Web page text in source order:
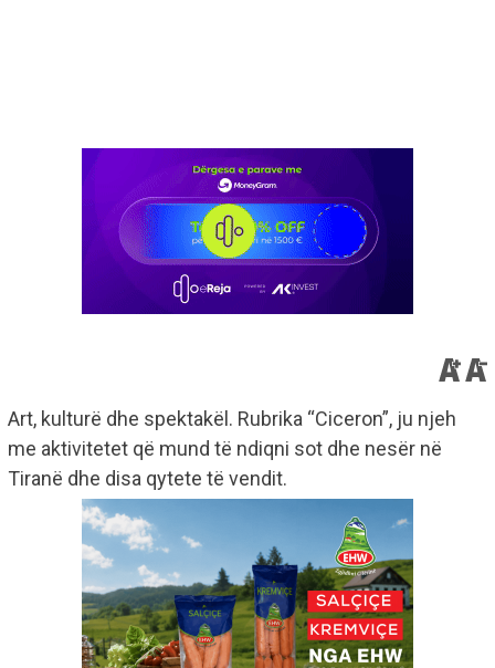
Art, kulturë dhe spektakël. Rubrika “Ciceron”, ju njeh
me aktivitetet që mund të ndiqni sot dhe nesër në
Tiranë dhe disa qytete të vendit.